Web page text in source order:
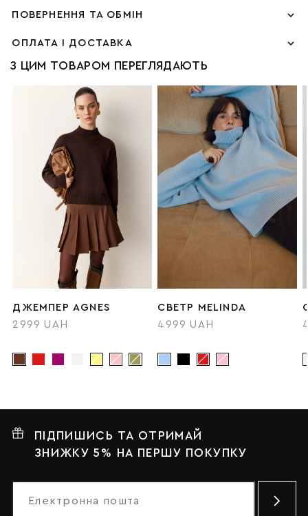
ПОВЕРНЕННЯ ТА ОБМІН
ОПЛАТА І ДОСТАВКА
З ЦИМ ТОВАРОМ ПЕРЕГЛЯДАЮТЬ
ДЖЕМПЕР AGNES
2999 UAH
СВЕТР MELINDA
4999 UAH
ПІДПИШИСЬ ТА ОТРИМАЙ
ЗНИЖКУ 5% НА ПЕРШУ ПОКУПКУ